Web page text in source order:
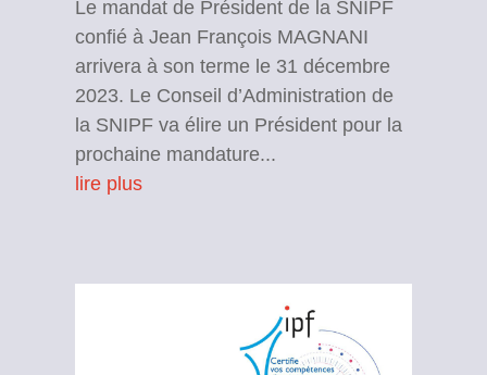
Le mandat de Président de la SNIPF
confié à Jean François MAGNANI
arrivera à son terme le 31 décembre
2023. Le Conseil d’Administration de
la SNIPF va élire un Président pour la
prochaine mandature...
lire plus